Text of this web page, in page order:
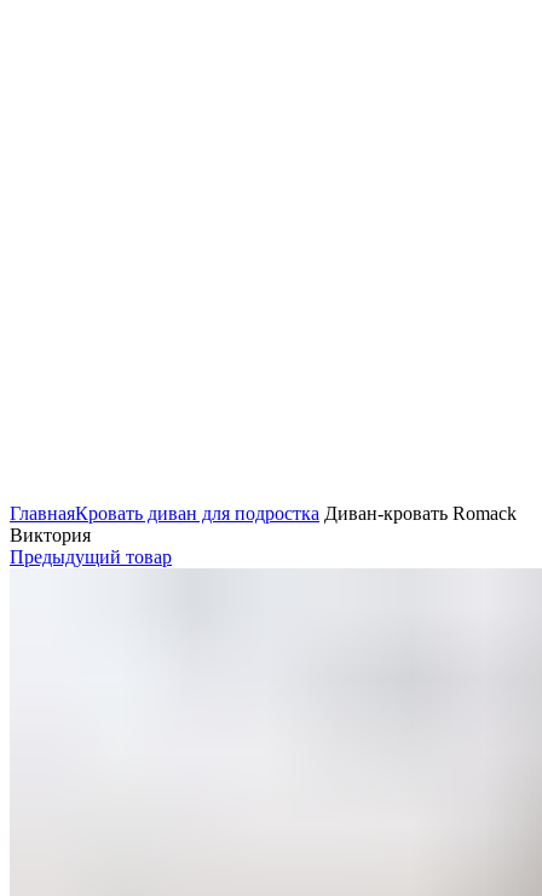
ГлавнаяКровать диван для подростка Диван-кровать Romack
Виктория
Предыдущий товар